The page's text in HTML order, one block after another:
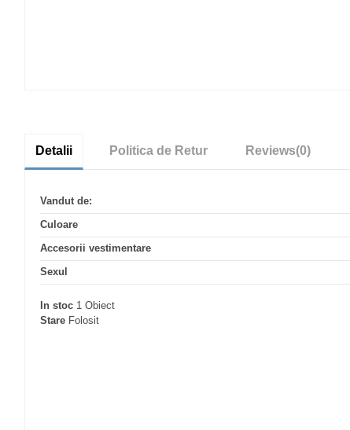
Detalii Politica de Retur Reviews(0)
Vandut de:
Culoare
Accesorii vestimentare
Sexul
In stoc 1 Obiect
Stare Folosit